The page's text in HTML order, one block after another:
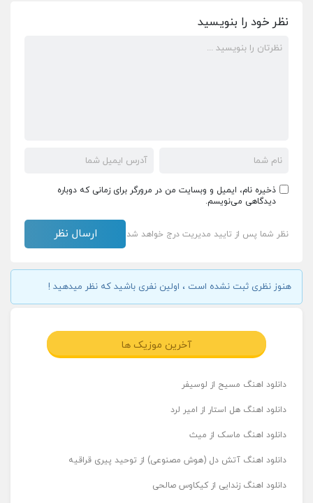
نظر خود را بنویسید
ذخیره نام، ایمیل و وبسایت من در مرورگر برای زمانی که دوباره
دیدگاهی می‌نویسم.
نظر شما پس از تایید مدیریت درج خواهد شد
هنوز نظری ثبت نشده است ، اولین نفری باشید که نظر میدهید !
آخرین موزیک ها
دانلود اهنگ مسیح از لوسیفر
دانلود اهنگ هل استار از امیر لرد
دانلود اهنگ ماسک از میث
دانلود اهنگ آتش دل (هوش مصنوعی) از توحید پیری قراقیه
دانلود اهنگ زندایی از کیکاوس صالحی